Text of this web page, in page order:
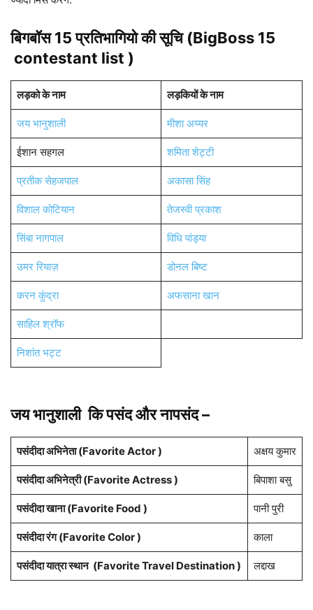
बिगबॉस 15 प्रतिभागियो कीसूचि (BigBoss 15
contestant list )
लड़को के नाम लड़कियों के नाम
जय भानुशाली मीशा अय्यर
ईशान सहगल शमिता शेट्टी
प्रतीक सेहजपाल अकासा सिंह
विशाल कोटियान तेजस्वी प्रकाश
सिंबा नागपाल विधि पांड्या
उमर रियाज़ डोनल बिष्ट
करन कुंद्रा अफसाना खान
साहिल श्रॉफ
निशांत भट्ट
जय भानुशालीकि पसंद और नापसंद –
पसंदीदा अभिनेता (Favorite Actor ) अक्षय कुमार
पसंदीदा अभिनेत्री (Favorite Actress ) बिपाशा बसु
पसंदीदा खाना (Favorite Food ) पानी पुरी
पसंदीदा रंग(Favorite Color ) काला
पसंदीदा यात्रा स्थान (Favorite Travel Destination ) लद्दाख